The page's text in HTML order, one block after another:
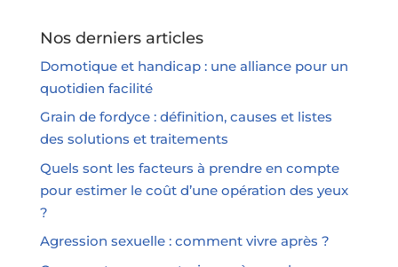
Nos derniers articles
Domotique et handicap : une alliance pour un
quotidien facilité
Grain de fordyce : définition, causes et listes
des solutions et traitements
Quels sont les facteurs à prendre en compte
pour estimer le coût d’une opération des yeux
?
Agression sexuelle : comment vivre après ?